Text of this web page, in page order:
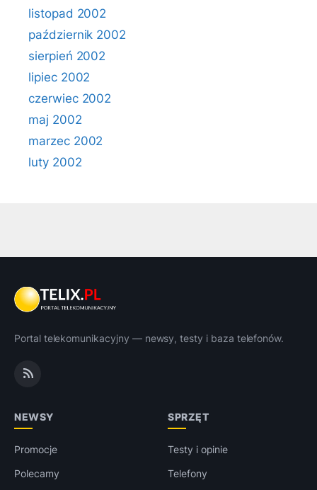
listopad 2002
październik 2002
sierpień 2002
lipiec 2002
czerwiec 2002
maj 2002
marzec 2002
luty 2002
Portal telekomunikacyjny — newsy, testy i baza telefonów.
NEWSY
Promocje
Polecamy
SPRZĘT
Testy i opinie
Telefony